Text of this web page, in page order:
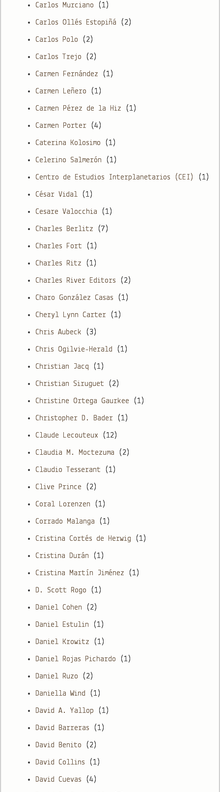
Carlos Murciano (1)
Carlos Ollés Estopiñá (2)
Carlos Polo (2)
Carlos Trejo (2)
Carmen Fernández (1)
Carmen Leñero (1)
Carmen Pérez de la Hiz (1)
Carmen Porter (4)
Caterina Kolosimo (1)
Celerino Salmerón (1)
Centro de Estudios Interplanetarios (CEI) (1)
César Vidal (1)
Cesare Valocchia (1)
Charles Berlitz (7)
Charles Fort (1)
Charles Ritz (1)
Charles River Editors (2)
Charo González Casas (1)
Cheryl Lynn Carter (1)
Chris Aubeck (3)
Chris Ogilvie-Herald (1)
Christian Jacq (1)
Christian Siruguet (2)
Christine Ortega Gaurkee (1)
Christopher D. Bader (1)
Claude Lecouteux (12)
Claudia M. Moctezuma (2)
Claudio Tesserant (1)
Clive Prince (2)
Coral Lorenzen (1)
Corrado Malanga (1)
Cristina Cortés de Herwig (1)
Cristina Durán (1)
Cristina Martín Jiménez (1)
D. Scott Rogo (1)
Daniel Cohen (2)
Daniel Estulin (1)
Daniel Krowitz (1)
Daniel Rojas Pichardo (1)
Daniel Ruzo (2)
Daniella Wind (1)
David A. Yallop (1)
David Barreras (1)
David Benito (2)
David Collins (1)
David Cuevas (4)